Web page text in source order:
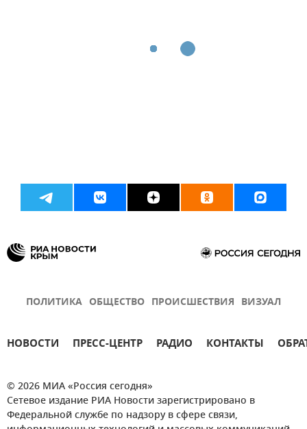
ПОЛИТИКА ОБЩЕСТВО ПРОИСШЕСТВИЯ ВИЗУАЛ
НОВОСТИ ПРЕСС-ЦЕНТР РАДИО КОНТАКТЫ
© 2026 МИА «Россия сегодня»
Сетевое издание РИА Новости зарегистрировано в
Федеральной службе по надзору в сфере связи,